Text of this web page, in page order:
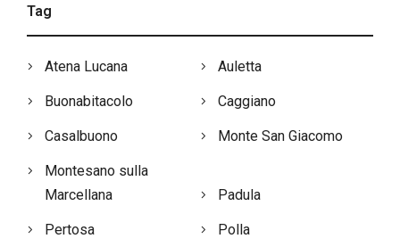
Tag
Atena Lucana Auletta
Buonabitacolo Caggiano
Casalbuono Monte San Giacomo
Montesano sulla
Marcellana
Padula
Pertosa Polla